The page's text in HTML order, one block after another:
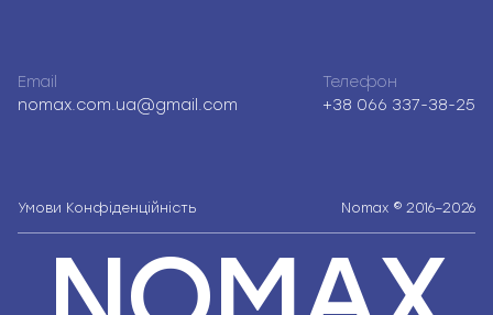
Email
nomax.com.ua@gmail.com
Телефон
+38 066 337-38-25
Умови Конфіденційність Nomax © 2016–2026